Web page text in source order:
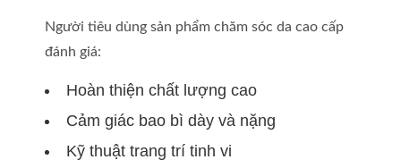
Người tiêu dùng sản phẩm chăm sóc da cao cấp
đánh giá:
Hoàn thiện chất lượng cao
Cảm giác bao bì dày và nặng
Kỹ thuật trang trí tinh vi